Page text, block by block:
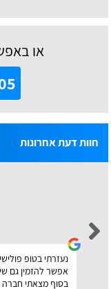
או
חוות דעת אחרונות
נעזרתי בטופ
אפשר להזמין גם
בסוף מצאתי